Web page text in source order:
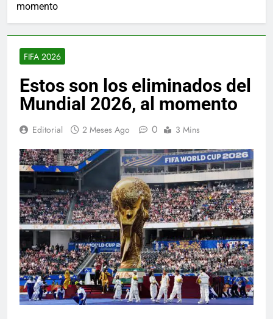
momento
FIFA 2026
Estos son los eliminados del
Mundial 2026, al momento
Editorial 2 Meses Ago 0 3 Mins